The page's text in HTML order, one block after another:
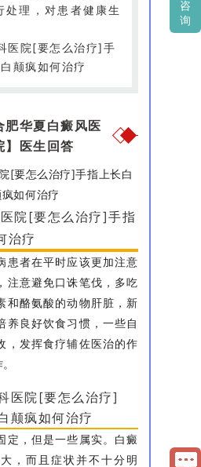
处理，对患者健康生
肥华夏白癜风医
】医生回答
院[要怎么治疗]手指
治疗
患者在平时应该更加注意
注意避免口诛笔伐，多吃
和酪氨酸的动物肝脏，新
养良好饮食习惯，一些自
，发挥食疗辅佐医治的作
医院[要怎么治疗]
颠疯如何治疗
定，但是一些属实。白癜
，而且症状并不十分明
咨
询